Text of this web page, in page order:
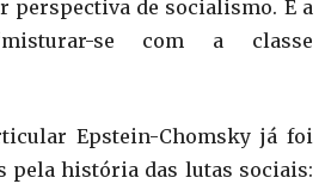
perspectiva de socialismo. É a
se com a classe
Epstein-Chomsky já foi
pela história das lutas sociais: